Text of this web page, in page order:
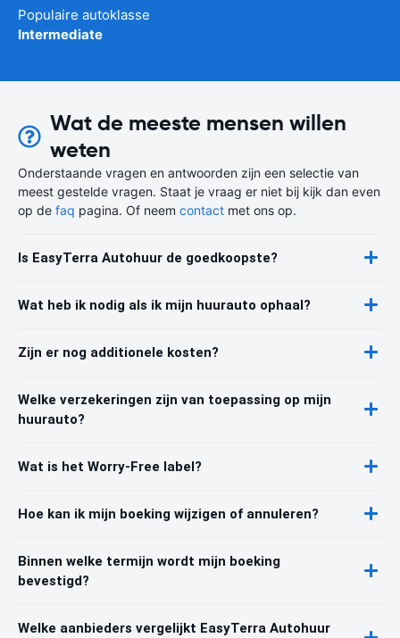
Populaire autoklasse
Intermediate
Wat de meeste mensen willen
weten
Onderstaande vragen en antwoorden zijn een selectie van
meest gestelde vragen. Staat je vraag er niet bij kijk dan even
op de faq pagina. Of neem contact met ons op.
Is EasyTerra Autohuur de goedkoopste?
Wat heb ik nodig als ik mijn huurauto ophaal?
Zijn er nog additionele kosten?
Welke verzekeringen zijn van toepassing op mijn
huurauto?
Wat is het Worry-Free label?
Hoe kan ik mijn boeking wijzigen of annuleren?
Binnen welke termijn wordt mijn boeking
bevestigd?
Welke aanbieders vergelijkt EasyTerra Autohuur